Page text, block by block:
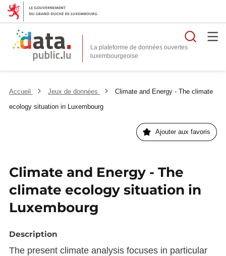
La plateforme de données ouvertes
Accueil Jeux de données
Climate and Energy - The climate
ecology situation in Luxembourg
Ajouter aux favoris
Climate and Energy - The
climate ecology situation in
Luxembourg
Description
The present climate analysis focuses in particular